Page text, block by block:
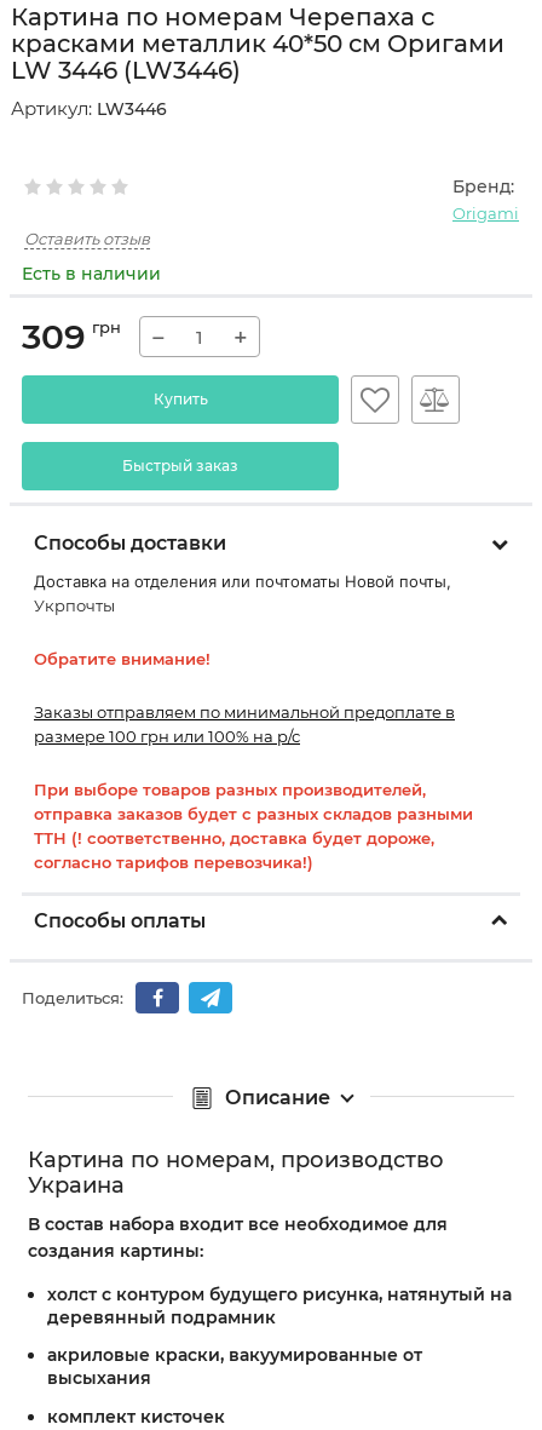
Картина по номерам Черепаха с
красками металлик 40*50 см Оригами
LW 3446 (LW3446)
Артикул: LW3446
Бренд:
Origami
Оставить отзыв
Есть в наличии
309 грн − +
Купить
Быстрый заказ
Способы доставки
Доставка на отделения или почтоматы Новой почты,
Укрпочты
Обратите внимание!
Заказы отправляем по минимальной предоплате в
размере 100 грн или 100% на р/с
При выборе товаров разных производителей,
отправка заказов будет с разных складов разными
ТТН (! соответственно, доставка будет дороже,
согласно тарифов перевозчика!)
Способы оплаты
Поделиться:
Описание
Картина по номерам, производство
Украина
В состав набора входит все необходимое для
создания картины:
холст с контуром будущего рисунка, натянутый на
деревянный подрамник
акриловые краски, вакуумированные от
высыхания
комплект кисточек